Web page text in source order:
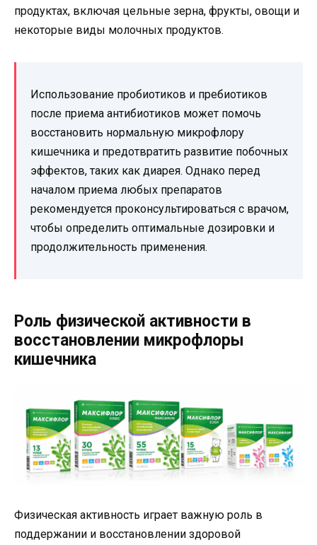
продуктах, включая цельные зерна, фрукты, овощи и
некоторые виды молочных продуктов.
Использование пробиотиков и пребиотиков
после приема антибиотиков может помочь
восстановить нормальную микрофлору
кишечника и предотвратить развитие побочных
эффектов, таких как диарея. Однако перед
началом приема любых препаратов
рекомендуется проконсультироваться с врачом,
чтобы определить оптимальные дозировки и
продолжительность применения.
Роль физической активности в
восстановлении микрофлоры
кишечника
Физическая активность играет важную роль в
поддержании и восстановлении здоровой